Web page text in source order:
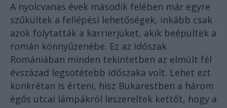
A nyolcvanas évek második felében már egyre
szűkültek a fellépési lehetőségek, inkább csak
azok folytatták a karrierjüket, akik beépültek a
román könnyűzenébe. Ez az időszak
Romániában minden tekintetben az elmúlt fél
évszázad legsötétebb időszaka volt. Lehet ezt
konkrétan is érteni, hisz Bukarestben a három
égős utcai lámpákról leszereltek kettőt, hogy a